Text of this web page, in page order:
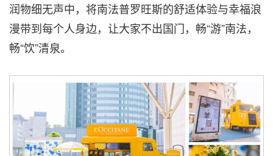
润物细无声中，将南法普罗旺斯的舒适体验与幸福浪
漫带到每个人身边，让大家不出国门，畅“游”南法，
畅“饮”清泉。